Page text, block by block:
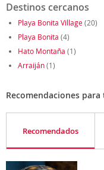
Destinos cercanos
Playa Bonita Village(20)
Playa Bonita (4)
Hato Montaña (1)
Arraiján(1)
Recomendaciones
Recomendados